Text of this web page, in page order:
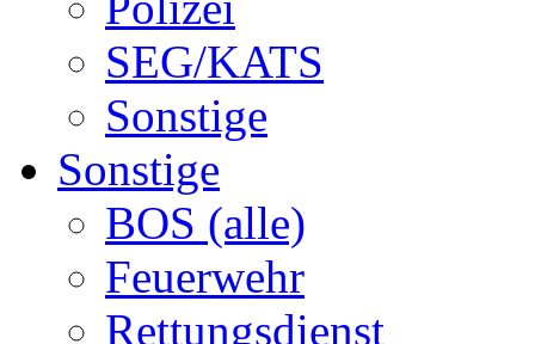
SEG/KATS
Sonstige
Sonstige
BOS (alle)
Feuerwehr
Rettungsdienst